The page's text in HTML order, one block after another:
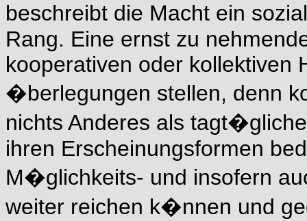
beschreibt die Macht ein
Rang. Eine ernst zu
kooperativen oder kollektiven
�berlegungen stellen, denn
nichts Anderes als
ihren Erscheinungsformen
M�glichkeits- und insofern
weiter reichen k�nnen und